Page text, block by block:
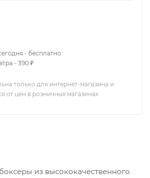
- бесплатно
- 390 ₽
только для интернет-магазина и
от цен в розничных магазинах
из высококачественного